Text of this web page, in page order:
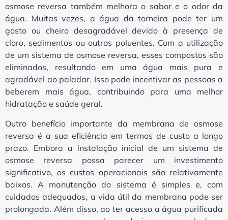
osmose reversa também melhora o sabor e o odor da
água. Muitas vezes, a água da torneira pode ter um
gosto ou cheiro desagradável devido à presença de
cloro, sedimentos ou outros poluentes. Com a utilização
de um sistema de osmose reversa, esses compostos são
eliminados, resultando em uma água mais pura e
agradável ao paladar. Isso pode incentivar as pessoas a
beberem mais água, contribuindo para uma melhor
hidratação e saúde geral.
Outro benefício importante da membrana de osmose
reversa é a sua eficiência em termos de custo a longo
prazo. Embora a instalação inicial de um sistema de
osmose reversa possa parecer um investimento
significativo, os custos operacionais são relativamente
baixos. A manutenção do sistema é simples e, com
cuidados adequados, a vida útil da membrana pode ser
prolongada. Além disso, ao ter acesso a água purificada